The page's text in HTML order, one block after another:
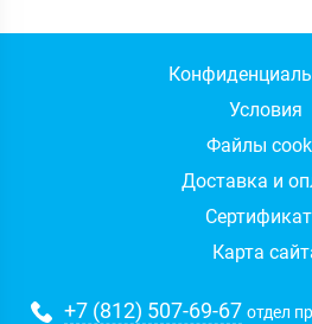
Условия
Файлы
Доставка и
Карта
+7 (812) 507-69-67 отдел